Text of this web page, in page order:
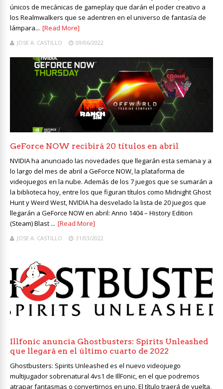
únicos de mecánicas de gameplay que darán el poder creativo a
los Realmwalkers que se adentren en el universo de fantasía de
lámpara... [Read More]
JOSE A. CASTILLO 09/06/2022
GeForce NOW recibirá 20 títulos en abril
NVIDIA ha anunciado las novedades que llegarán esta semana y a
lo largo del mes de abril a GeForce NOW, la plataforma de
videojuegos en la nube. Además de los 7 juegos que se sumarán a
la biblioteca hoy, entre los que figuran títulos como Midnight Ghost
Hunt y Weird West, NVIDIA ha desvelado la lista de 20 juegos que
llegarán a GeForce NOW en abril: Anno 1404 – History Edition
(Steam) Blast ... [Read More]
JOSE A. CASTILLO 31/03/2022
Illfonic anuncia Ghostbusters: Spirits Unleashed
que llegará en el último cuarto de 2022
Ghostbusters: Spirits Unleashed es el nuevo videojuego
multijugador sobrenatural 4vs1 de IllFonic, en el que podremos
atrapar fantasmas o convertirnos en uno. El título traerá de vuelta,